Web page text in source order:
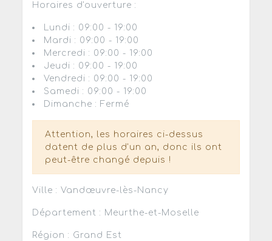
Horaires d'ouverture :
Lundi : 09:00 - 19:00
Mardi : 09:00 - 19:00
Mercredi : 09:00 - 19:00
Jeudi : 09:00 - 19:00
Vendredi : 09:00 - 19:00
Samedi : 09:00 - 19:00
Dimanche : Fermé
Attention, les horaires ci-dessus
datent de plus d'un an, donc ils ont
peut-être changé depuis !
Ville : Vandœuvre-lès-Nancy
Département : Meurthe-et-Moselle
Région : Grand Est